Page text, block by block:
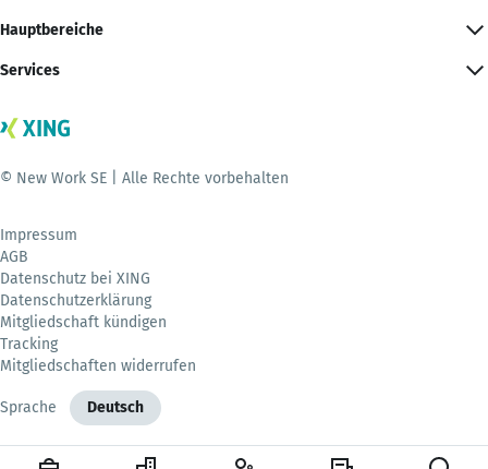
Hauptbereiche
Services
© New Work SE | Alle Rechte vorbehalten
Impressum
AGB
Datenschutz bei XING
Datenschutzerklärung
Mitgliedschaft kündigen
Tracking
Mitgliedschaften widerrufen
Sprache Deutsch